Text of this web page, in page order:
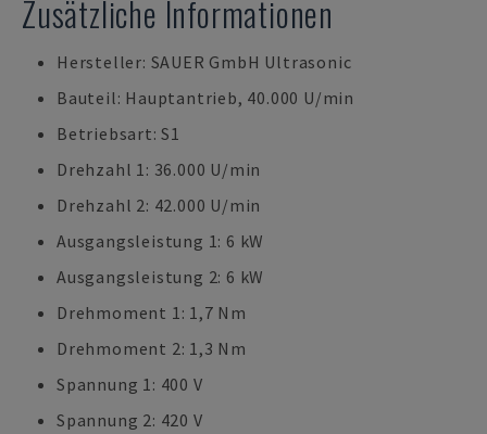
Zusätzliche Informationen
Hersteller: SAUER GmbH Ultrasonic
Bauteil: Hauptantrieb, 40.000 U/min
Betriebsart: S1
Drehzahl 1: 36.000 U/min
Drehzahl 2: 42.000 U/min
Ausgangsleistung 1: 6 kW
Ausgangsleistung 2: 6 kW
Drehmoment 1: 1,7 Nm
Drehmoment 2: 1,3 Nm
Spannung 1: 400 V
Spannung 2: 420 V